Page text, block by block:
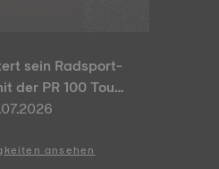
sein Radsport-
der PR 100 Tour
Special Edition
ansehen